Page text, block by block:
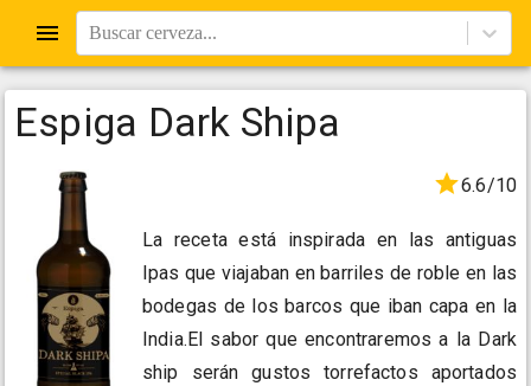
Buscar cerveza...
Espiga Dark Shipa
6.6/10
La receta está inspirada en las antiguas
Ipas que viajaban en barriles de roble en las
bodegas de los barcos que iban capa en la
India.El sabor que encontraremos a la Dark
ship serán gustos torrefactos aportados